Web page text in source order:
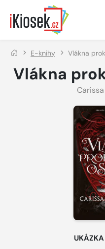
Přejít na hlavní obsah
E-knihy Vlákna
Vlákna